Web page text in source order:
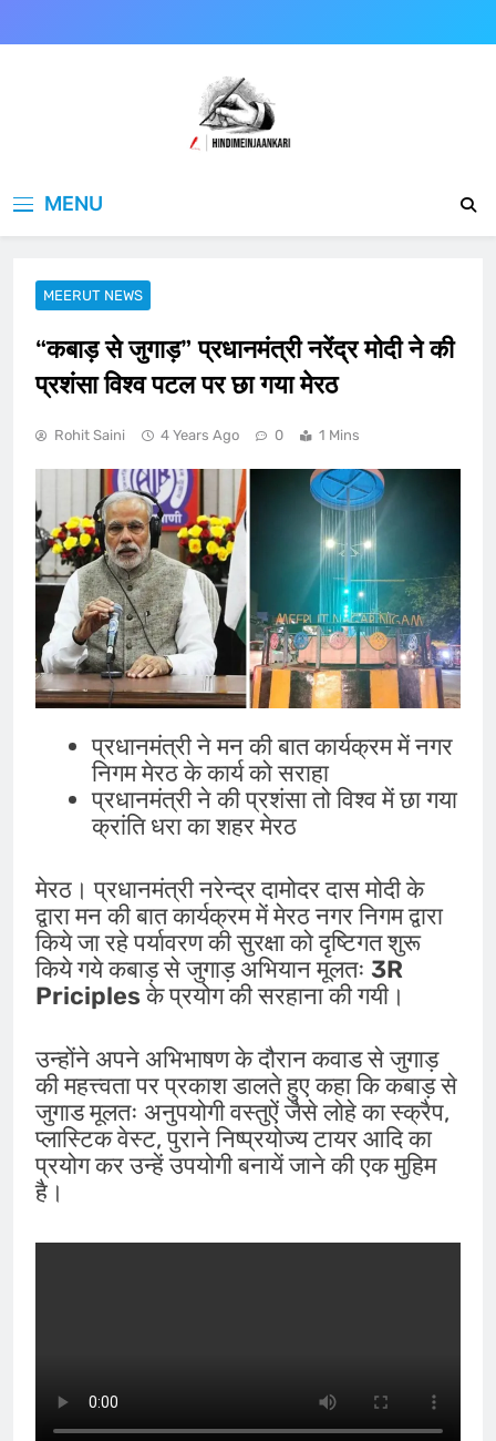
to
MENU
MEERUT NEWS
“कबाड़ से जुगाड़” प्रधानमंत्री नरेंद्र मोदी ने की
प्रशंसा विश्व पटल पर छा गया मेरठ
Rohit Saini 4 Years Ago 0 1 Mins
प्रधानमंत्री ने मन की बात कार्यक्रम में नगर
निगम मेरठ के कार्य को सराहा
प्रधानमंत्री ने की प्रशंसा तो विश्व में छा गया
क्रांति धरा का शहर मेरठ
मेरठ। प्रधानमंत्री नरेन्द्र दामोदर दास मोदी के
द्वारा मन की बात कार्यक्रम में मेरठ नगर निगम द्वारा
किये जा रहे पर्यावरण की सुरक्षा को दृष्टिगत शुरू
किये गये कबाड़ से जुगाड़ अभियान मूलतः 3R
Priciplesके प्रयोग की सरहाना की गयी।
उन्होंने अपने अभिभाषण के दौरान कवाड से जुगाड़
की महत्त्वता पर प्रकाश डालते हुए कहा कि कबाड़ से
जुगाड मूलतः अनुपयोगी वस्तुऐं जैसे लोहे का स्क्रैप,
प्लास्टिक वेस्ट, पुराने निष्प्रयोज्य टायर आदि का
प्रयोग कर उन्हें उपयोगी बनायें जाने की एक मुहिम
है।